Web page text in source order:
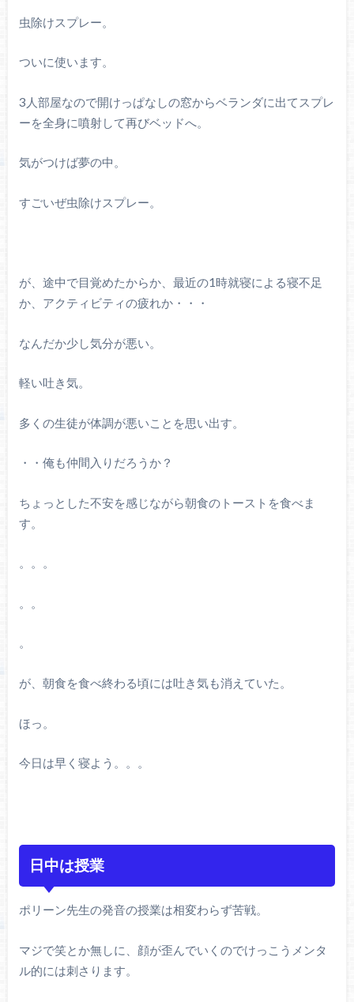
虫除けスプレー。
ついに使います。
3人部屋なので開けっぱなしの窓からベランダに出てスプレ
ーを全身に噴射して再びベッドへ。
気がつけば夢の中。
すごいぜ虫除けスプレー。
が、途中で目覚めたからか、最近の1時就寝による寝不足
か、アクティビティの疲れか・・・
なんだか少し気分が悪い。
軽い吐き気。
多くの生徒が体調が悪いことを思い出す。
・・俺も仲間入りだろうか？
ちょっとした不安を感じながら朝食のトーストを食べま
す。
。。。
。。
。
が、朝食を食べ終わる頃には吐き気も消えていた。
ほっ。
今日は早く寝よう。。。
日中は授業
ポリーン先生の発音の授業は相変わらず苦戦。
マジで笑とか無しに、顔が歪んでいくのでけっこうメンタ
ル的には刺さります。